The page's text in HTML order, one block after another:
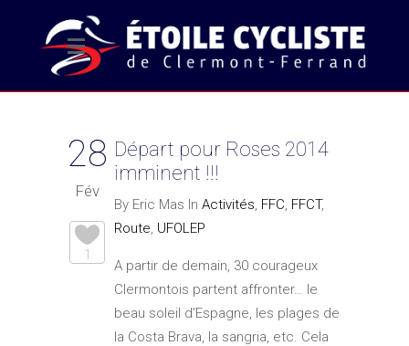
28
Fév
1
Départ pour Roses 2014
imminent !!!
By Eric Mas In Activités, FFC, FFCT,
Route, UFOLEP
A partir de demain, 30 courageux
Clermontois partent affronter… le
beau soleil d’Espagne, les plages de
la Costa Brava, la sangria, etc. Cela